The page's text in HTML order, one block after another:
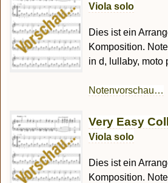
Viola solo
Dies ist ein
Komposition.
in d, lullaby, moto
Notenvorschau…
Very Easy
Viola solo
Dies ist ein
Komposition.